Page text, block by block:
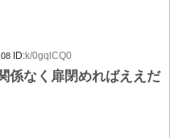
ID:k/0gqlCQ0
係なく扉閉めればええだ